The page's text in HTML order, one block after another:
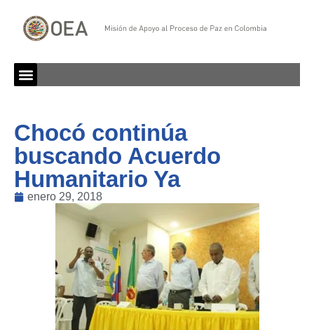
Chocó continúa
buscando Acuerdo
Humanitario Ya
enero 29, 2018